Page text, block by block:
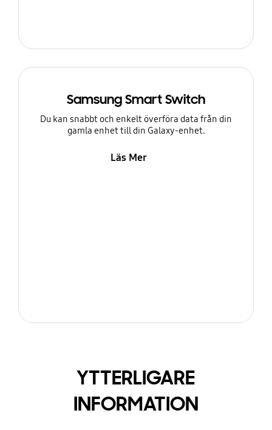
Samsung Smart Switch
Du kan snabbt och enkelt överföra data från din
gamla enhet till din Galaxy-enhet.
Läs Mer
YTTERLIGARE
INFORMATION